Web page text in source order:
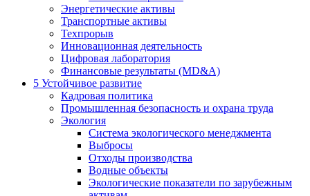
Энергетические активы
Транспортные активы
Техпрорыв
Инновационная деятельность
Цифровая лаборатория
Финансовые результаты (MD&A)
5 Устойчивое развитие
Кадровая политика
Промышленная безопасность и охрана труда
Экология
Система экологического менеджмента
Выбросы
Отходы производства
Водные объекты
Экологические показатели по зарубежным